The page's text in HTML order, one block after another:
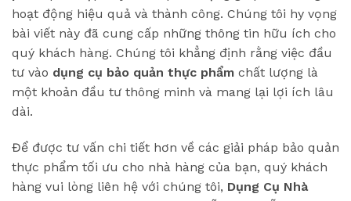
hoạt động hiệu quả và thành công. Chúng tôi hy vọng
bài viết này đã cung cấp những thông tin hữu ích cho
quý khách hàng. Chúng tôi khẳng định rằng việc đầu
tư vào dụng cụ bảo quản thực phẩm chất lượng là
một khoản đầu tư thông minh và mang lại lợi ích lâu
dài.
Để được tư vấn chi tiết hơn về các giải pháp bảo quản
thực phẩm tối ưu cho nhà hàng của bạn, quý khách
hàng vui lòng liên hệ với chúng tôi, Dụng Cụ Nhà